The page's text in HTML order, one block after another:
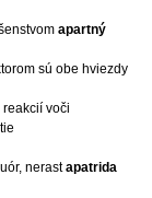
apartný
sú obe hviezdy
voči
nerastapatrida